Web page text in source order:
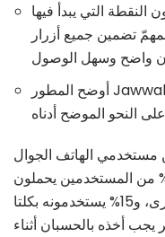
التي يبدأ فيها
تضمين جميع أزرار
أوضح المطور Jawwal Palestine، أن ممارسات خصوصية
بأنّ 49% من مستخدمي الهاتف الجوال
بيدّ واحدة فقط، بينما 36% من المستخدمين يحملون
الهاتف بيدّ ويتحكمون به باليدّ الأخرى، و15% يستخدمونه بكلتا
أخذه بالحسبان أثناء